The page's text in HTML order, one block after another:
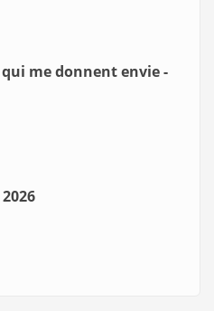
me donnent envie -